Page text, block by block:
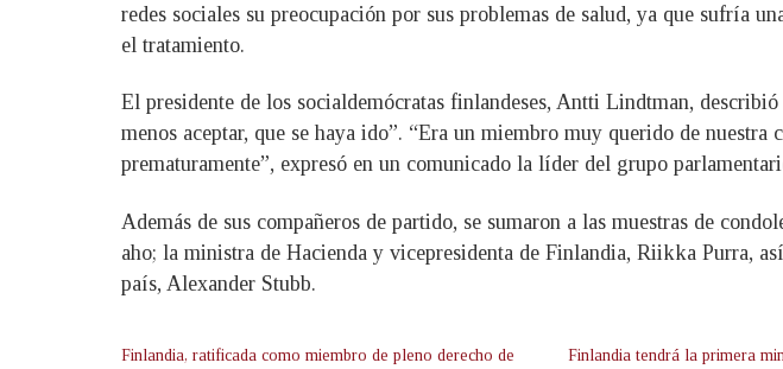
redes sociales su preocupación por sus problemas de salud, ya que sufría
el tratamiento.
El presidente de los socialdemócratas finlandeses, Antti Lindtman,
menos aceptar, que se haya ido”. “Era un miembro muy querido de
prematuramente”, expresó en un comunicado la líder del grupo
Además de sus compañeros de partido, se sumaron a las muestras de
aho; la ministra de Hacienda y vicepresidenta de Finlandia, Riikka Purra,
país, Alexander Stubb.
Finlandia, ratificada como miembro de pleno derecho de
Finlandia tendrá la primera